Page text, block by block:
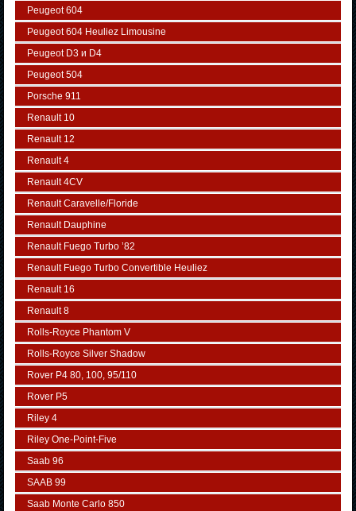
Peugeot 604
Peugeot 604 Heuliez Limousine
Peugeot D3 и D4
Peugeot 504
Porsche 911
Renault 10
Renault 12
Renault 4
Renault 4CV
Renault Caravelle/Floride
Renault Dauphine
Renault Fuego Turbo ’82
Renault Fuego Turbo Convertible Heuliez
Renault 16
Renault 8
Rolls-Royce Phantom V
Rolls-Royce Silver Shadow
Rover P4 80, 100, 95/110
Rover P5
Riley 4
Riley One-Point-Five
Saab 96
SAAB 99
Saab Monte Carlo 850